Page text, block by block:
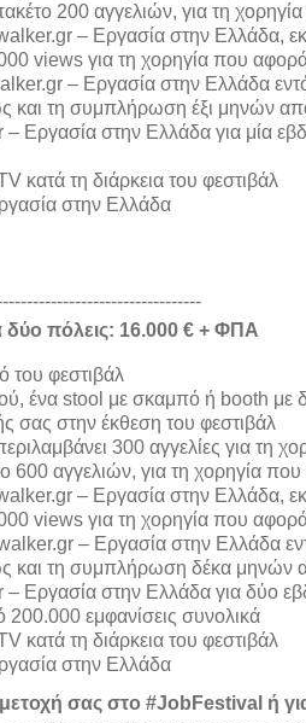
200 αγγελιών, για τη
– Εργασία στην Ελλάδα,
views για τη χορηγία που αφορά
– Εργασία στην Ελλάδα
και τη συμπλήρωση έξι μηνών
– Εργασία στην Ελλάδα για μία
κατά τη διάρκεια του φεστιβάλ
στην Ελλάδα
δύο πόλεις: 16.000 € + ΦΠΑ
του φεστιβάλ
ένα stool με σκαμπό ή booth με
σας στην έκθεση του φεστιβάλ
300 αγγελίες για τη
600 αγγελιών, για τη χορηγία
– Εργασία στην Ελλάδα,
views για τη χορηγία που αφορά
– Εργασία στην Ελλάδα
και τη συμπλήρωση δέκα μηνών
Εργασία στην Ελλάδα για δύο
εμφανίσεις συνολικά
κατά τη διάρκεια του φεστιβάλ
στην Ελλάδα
σας στο #JobFestival ή